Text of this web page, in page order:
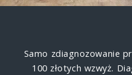
Samo zdiagnozowanie
100 złotych wzwyż.